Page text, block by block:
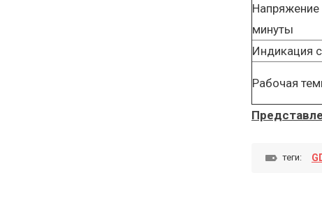
Напряжение
минуты
Индикация
Рабочая
теги: